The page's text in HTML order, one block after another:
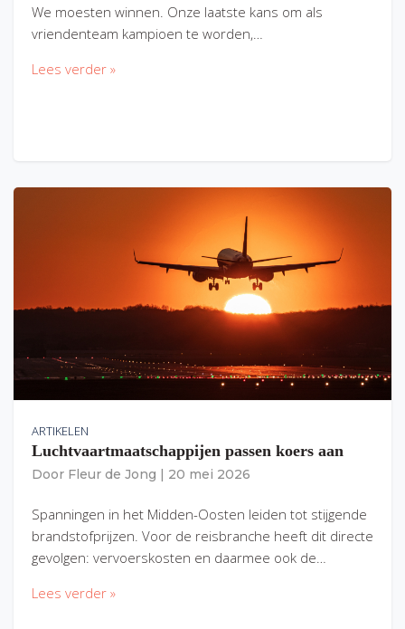
We moesten winnen. Onze laatste kans om als
vriendenteam kampioen te worden,…
Lees verder »
ARTIKELEN
Luchtvaartmaatschappijen passen koers aan
Door Fleur de Jong 20 mei 2026
Spanningen in het Midden-Oosten leiden tot stijgende
brandstofprijzen. Voor de reisbranche heeft dit directe
gevolgen: vervoerskosten en daarmee ook de…
Lees verder »